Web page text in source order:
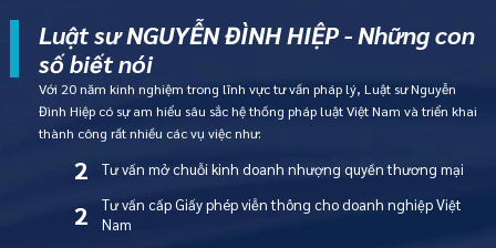
Luật sư NGUYỄN ĐÌNH HIỆP - Những con
số biết nói
Với 20 năm kinh nghiệm trong lĩnh vực tư vấn pháp lý, Luật sư Nguyễn
Đình Hiệp có sự am hiểu sâu sắc hệ thống pháp luật Việt Nam và triển khai
thành công rất nhiều các vụ việc như:
2 Tư vấn mở chuỗi kinh doanh nhượng quyền thương mại
2
Tư vấn cấp Giấy phép viễn thông cho doanh nghiệp Việt
Nam